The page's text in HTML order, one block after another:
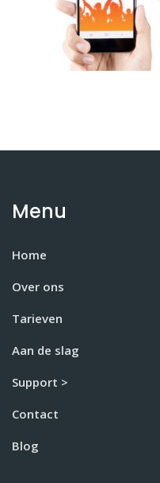
Menu
Home
Over ons
Tarieven
Aan de slag
Support >
Contact
Blog